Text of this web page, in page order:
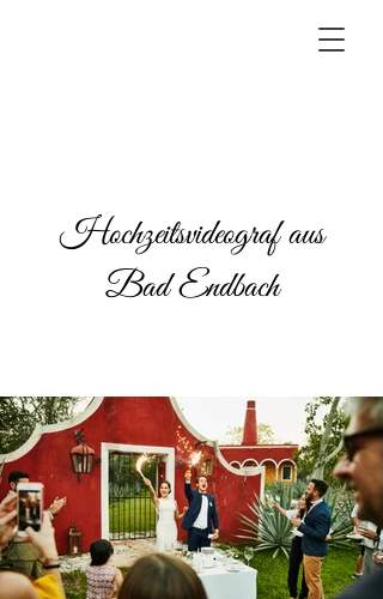
Hochzeitsvideograf aus
Bad Endbach